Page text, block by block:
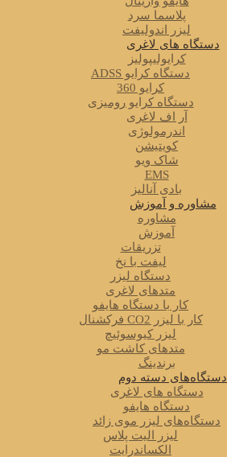
پلاسما سرد
لیزر اندولیفت
دستگاه های لاغری
کرایولیپولیز
دستگاه کرایو ADSS
کرایو 360
دستگاه کرایو رومیزی
آر اف لاغری
اندرمولوژی
کویتیشن
شاک ویو
EMS
بادی آنالیز
مشاوره و آموزش
مشاوره
آموزش
تزریقات
لیفت با نخ
دستگاه لیزر
متدهای لاغری
کار با دستگاه هایفو
کار با لیزر CO2 فرکشنال
لیزر کیوسوئیچ
متدهای کاشت مو
برندینگ
دستگاه‌های دسته دوم
دستگاه های لاغری
دستگاه هایفو
دستگاه‌های لیزر موی زائد
لیزر الیت پلاس
الکساندرایت